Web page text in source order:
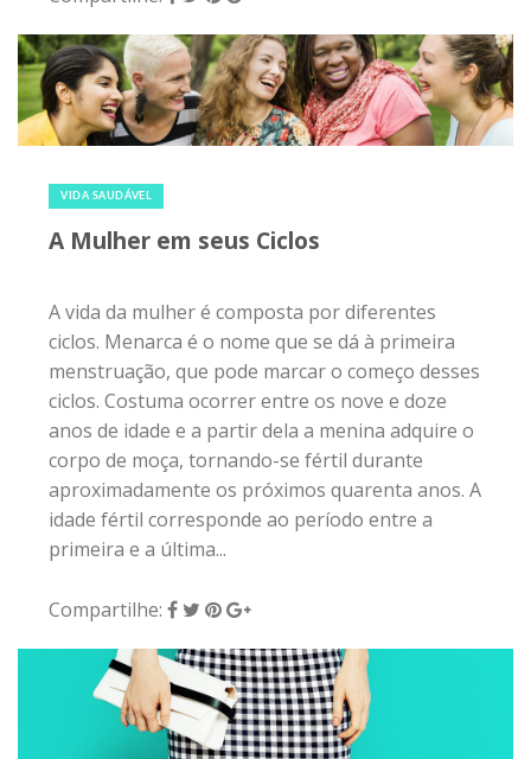
VIDA SAUDÁVEL
A Mulher em seus Ciclos
A vida da mulher é composta por diferentes
ciclos. Menarca é o nome que se dá à primeira
menstruação, que pode marcar o começo desses
ciclos. Costuma ocorrer entre os nove e doze
anos de idade e a partir dela a menina adquire o
corpo de moça, tornando-se fértil durante
aproximadamente os próximos quarenta anos. A
idade fértil corresponde ao período entre a
primeira e a última...
Compartilhe: